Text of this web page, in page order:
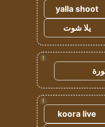
yalla shoot
يلا شوت
!
!
koora live